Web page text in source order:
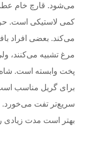
می‌شود. قارچ خام عطر
کمی لاستیکی است.
می‌کند. بعضی افراد
مرغ تشبیه می‌کنند،
پخت وابسته است.
برای گریل مناسب
سریع‌تر تفت می‌خورد.
بهتر است مدت زیادی